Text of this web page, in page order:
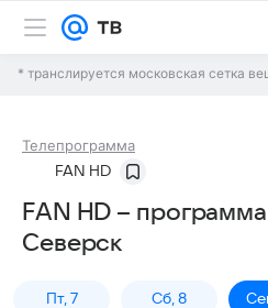
* транслируется московская сетка
Телепрограмма
FAN HD
FAN HD –
Северск
Пт, 7 Сб, 8